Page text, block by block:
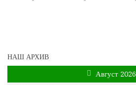
НАШ АРХИВ
Август 2026